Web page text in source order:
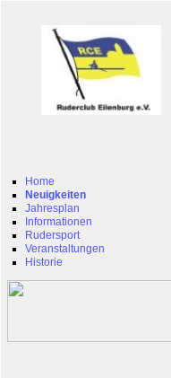
Home
Neuigkeiten
Jahresplan
Informationen
Rudersport
Veranstaltungen
Historie